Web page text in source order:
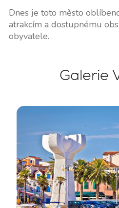
Dnes je toto město
atrakcím a dostupnému
obyvatele.
Galerie